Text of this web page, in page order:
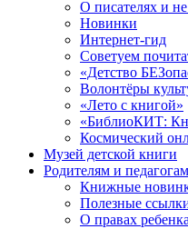
О писателях и
Новинки
Интернет-гид
Советуем
«Детство
Волонтёры
«Лето с книгой»
«БиблиоКИТ:
Космический
Музей детской книги
Родителям и педагогам
Книжные
Полезные
О правах ребенка